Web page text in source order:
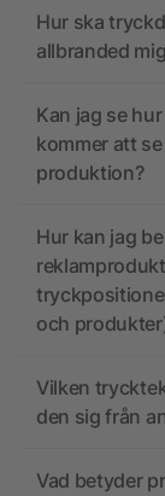
Hur ska
allbranded
Kan jag se
kommer att
produktion?
Hur kan jag
och
Vilken
den sig från
Vad betyder